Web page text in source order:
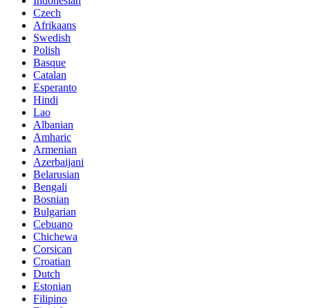
Czech
Afrikaans
Swedish
Polish
Basque
Catalan
Esperanto
Hindi
Lao
Albanian
Amharic
Armenian
Azerbaijani
Belarusian
Bengali
Bosnian
Bulgarian
Cebuano
Chichewa
Corsican
Croatian
Dutch
Estonian
Filipino